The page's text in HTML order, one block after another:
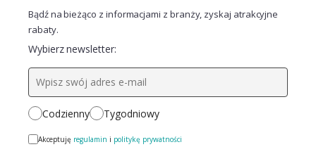
Bądź na bieżąco z informacjami z branży, zyskaj atrakcyjne
rabaty.
Wybierz newsletter:
Codzienny Tygodniowy
Akceptuję regulamin i politykę prywatności